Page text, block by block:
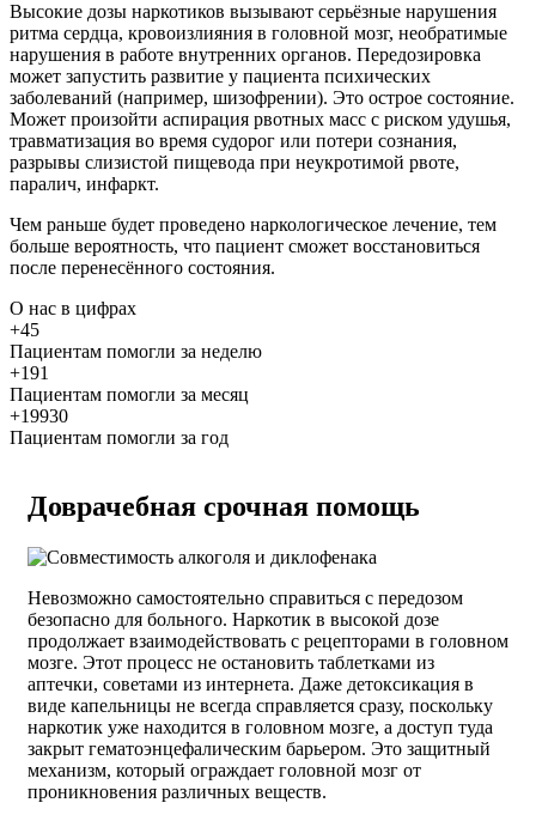
Высокие дозы наркотиков вызывают серьёзные нарушения
ритма сердца, кровоизлияния в головной мозг, необратимые
нарушения в работе внутренних органов. Передозировка
может запустить развитие у пациента психических
заболеваний (например, шизофрении). Это острое состояние.
Может произойти аспирация рвотных масс с риском удушья,
травматизация во время судорог или потери сознания,
разрывы слизистой пищевода при неукротимой рвоте,
паралич, инфаркт.
Чем раньше будет проведено наркологическое лечение, тем
больше вероятность, что пациент сможет восстановиться
после перенесённого состояния.
О нас в цифрах
+45
Пациентам помогли за неделю
+191
Пациентам помогли за месяц
+19930
Пациентам помогли за год
Доврачебная срочная помощь
Невозможно самостоятельно справиться с передозом
безопасно для больного. Наркотик в высокой дозе
продолжает взаимодействовать с рецепторами в головном
мозге. Этот процесс не остановить таблетками из
аптечки, советами из интернета. Даже детоксикация в
виде капельницы не всегда справляется сразу, поскольку
наркотик уже находится в головном мозге, а доступ туда
закрыт гематоэнцефалическим барьером. Это защитный
механизм, который ограждает головной мозг от
проникновения различных веществ.